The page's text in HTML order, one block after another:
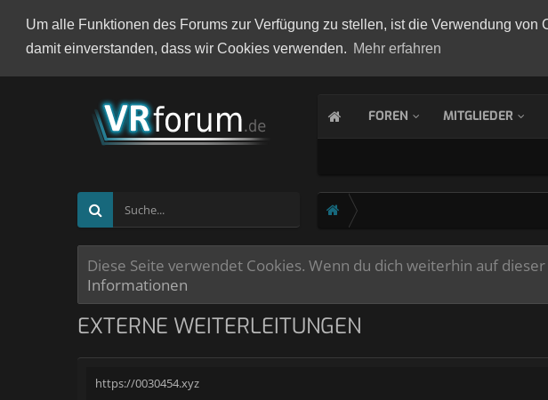
Um alle Funktionen des Forums zur Verfügung zu stellen, ist die Verwendung
damit einverstanden, dass wir Cookies verwenden. Mehr erfahren
FOREN MITGLIEDER
Diese Seite verwendet Cookies. Wenn du dich weiterhin auf
Informationen
EXTERNE WEITERLEITUNGEN
https://0030454.xyz